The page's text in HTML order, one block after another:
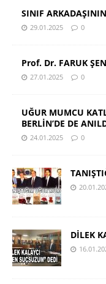
SINIF
29.01.2025 0
Prof. Dr. FARUK
27.01.2025 0
UĞUR MUMCU
BERLİN’DE DE
24.01.2025 0
DİLEK